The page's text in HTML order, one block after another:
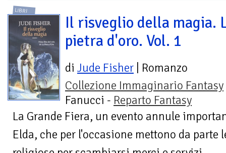
LIBRI
Il risveglio della magia.
pietra d'oro. Vol. 1
di Jude Fisher | Romanzo
Collezione Immaginario Fantasy
Fanucci - Reparto Fantasy
La Grande Fiera, un evento annule
Elda, che per l'occasione mettono da